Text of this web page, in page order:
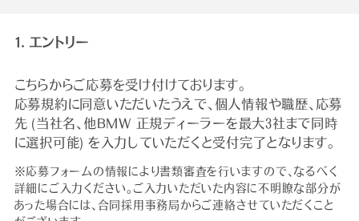
1. エントリー
こちらからご応募を受け付けております。
応募規約に同意いただいたうえで、個人情報や職歴、応募
先 (当社名、他BMW 正規ディーラーを最大3社まで同時
に選択可能) を入力していただくと受付完了となります。
※応募フォームの情報により書類審査を行いますので、なるべく
詳細にご入力ください。ご入力いただいた内容に不明瞭な部分が
あった場合には、合同採用事務局からご連絡させていただくこと